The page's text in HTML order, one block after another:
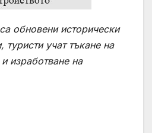
обновени исторически
туристи учат тъкане на
изработване на